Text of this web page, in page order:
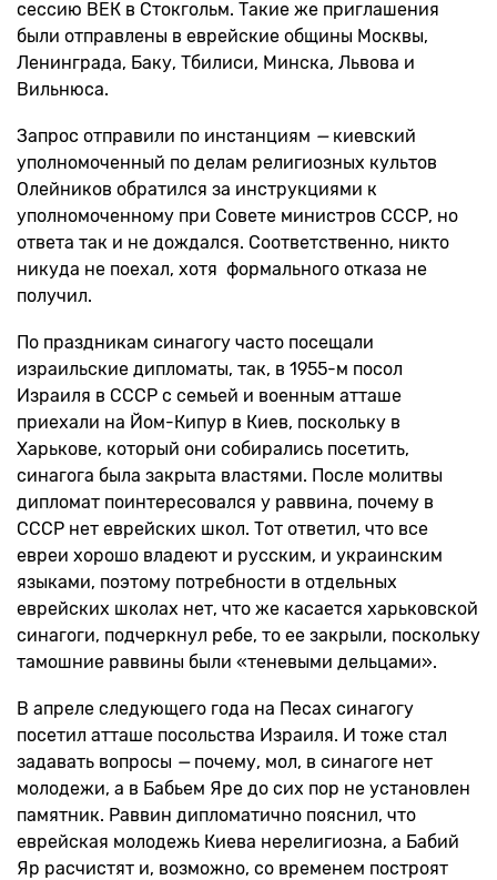
сессию ВЕК в Стокгольм. Такие же приглашения
были отправлены в еврейские общины Москвы,
Ленинграда, Баку, Тбилиси, Минска, Львова и
Вильнюса.
Запрос отправили по инстанциям — киевский
уполномоченный по делам религиозных культов
Олейников обратился за инструкциями к
уполномоченному при Совете министров СССР, но
ответа так и не дождался. Соответственно, никто
никуда не поехал, хотя формального отказа не
получил.
По праздникам синагогу часто посещали
израильские дипломаты, так, в 1955-м посол
Израиля в СССР с семьей и военным атташе
приехали на Йом-Кипур в Киев, поскольку в
Харькове, который они собирались посетить,
синагога была закрыта властями. После молитвы
дипломат поинтересовался у раввина, почему в
СССР нет еврейских школ. Тот ответил, что все
евреи хорошо владеют и русским, и украинским
языками, поэтому потребности в отдельных
еврейских школах нет, что же касается харьковской
синагоги, подчеркнул ребе, то ее закрыли, поскольку
тамошние раввины были «теневыми дельцами».
В апреле следующего года на Песах синагогу
посетил атташе посольства Израиля. И тоже стал
задавать вопросы — почему, мол, в синагоге нет
молодежи, а в Бабьем Яре до сих пор не установлен
памятник. Раввин дипломатично пояснил, что
еврейская молодежь Киева нерелигиозна, а Бабий
Яр расчистят и, возможно, со временем построят